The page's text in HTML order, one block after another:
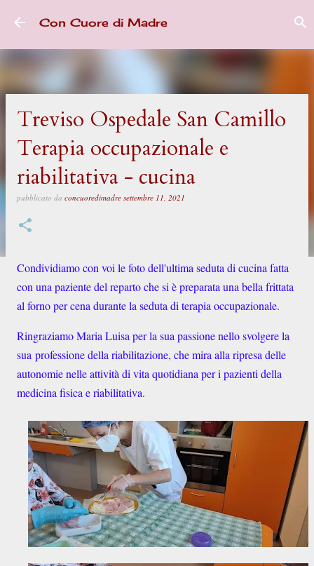
Passa ai contenuti principali
Con Cuore di Madre
Treviso Ospedale San Camillo
Terapia occupazionale e
riabilitativa - cucina
pubblicato da concuoredimadre settembre 11, 2021
Condividiamo con voi le foto dell'ultima seduta di cucina fatta
con una paziente del reparto che si è preparata una bella frittata
al forno per cena durante la seduta di terapia occupazionale.
Ringraziamo Maria Luisa per la sua passione nello svolgere la
sua professione della riabilitazione, che mira alla ripresa delle
autonomie nelle attività di vita quotidiana per i pazienti della
medicina fisica e riabilitativa.